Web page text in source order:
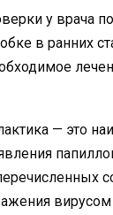
у врача
в ранних
— это
вирусом